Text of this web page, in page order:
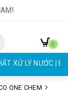
XỬ LÝ NƯỚC |
0
ONE CHEM